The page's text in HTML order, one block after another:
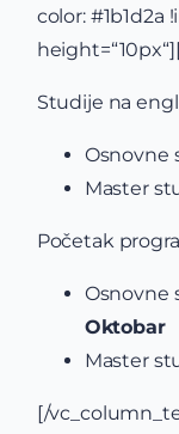
color: #1b1d2a
Studije na
Osnovne
Master
Početak
Osnovne
Oktobar
Master
[/